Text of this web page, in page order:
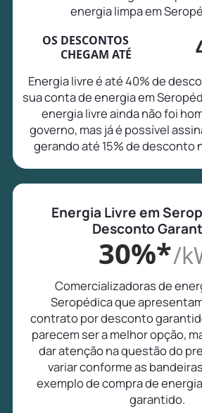
energia limpa em
OS DESCONTOS
CHEGAM ATÉ
Energia livre é até 40% de
sua conta de energia em
energia livre ainda não foi
governo, mas já é possível
gerando até 15% de desconto
Energia Livre em
Desconto
30%*/
Comercializadoras de
Seropédica que
contrato por desconto
parecem ser a melhor opção,
dar atenção na questão do
variar conforme as
exemplo de compra de
garantido.